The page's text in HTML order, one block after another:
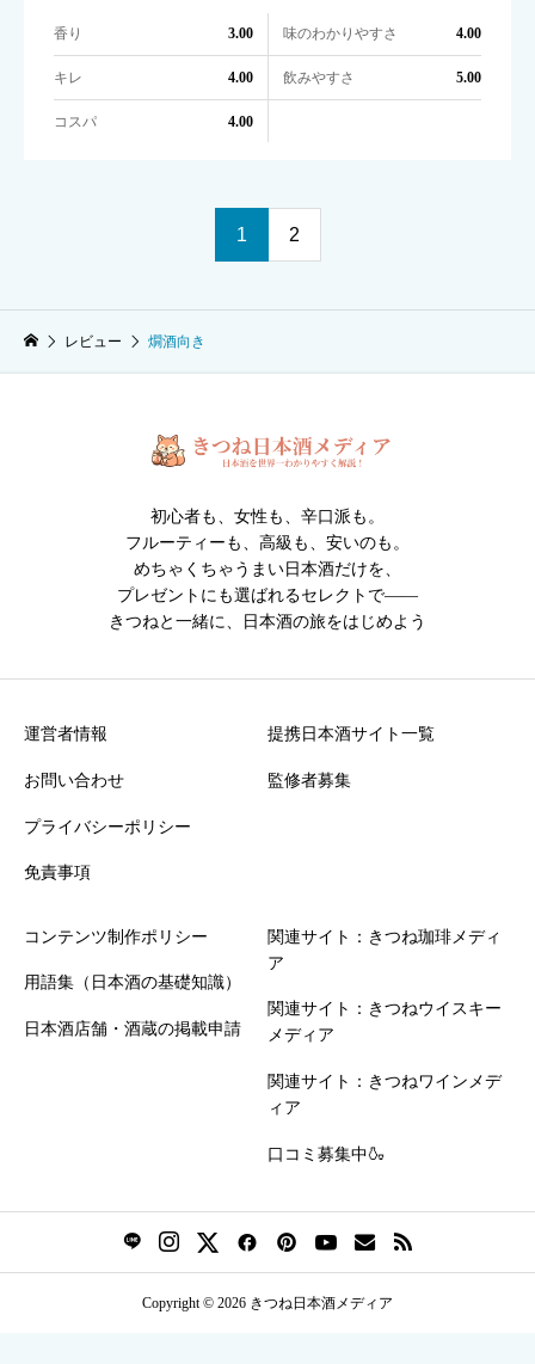
香り 3.00 味のわかりやすさ 4.00
キレ 4.00 飲みやすさ 5.00
コスパ 4.00
1 2
レビュー 燗酒向き
初心者も、女性も、辛口派も。
フルーティーも、高級も、安いのも。
めちゃくちゃうまい日本酒だけを、
プレゼントにも選ばれるセレクトで――
きつねと一緒に、日本酒の旅をはじめよう
運営者情報
お問い合わせ
プライバシーポリシー
免責事項
提携日本酒サイト一覧
監修者募集
コンテンツ制作ポリシー
用語集（日本酒の基礎知識）
日本酒店舗・酒蔵の掲載申請
関連サイト：きつね珈琲メディ
ア
関連サイト：きつねウイスキー
メディア
関連サイト：きつねワインメデ
ィア
口コミ募集中🍶
Copyright © 2026 きつね日本酒メディア